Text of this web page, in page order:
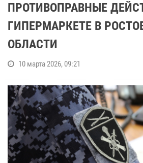
ПРОТИВОПРАВНЫЕ
ГИПЕРМАРКЕТЕ В
ОБЛАСТИ
10 марта 2026, 09:21